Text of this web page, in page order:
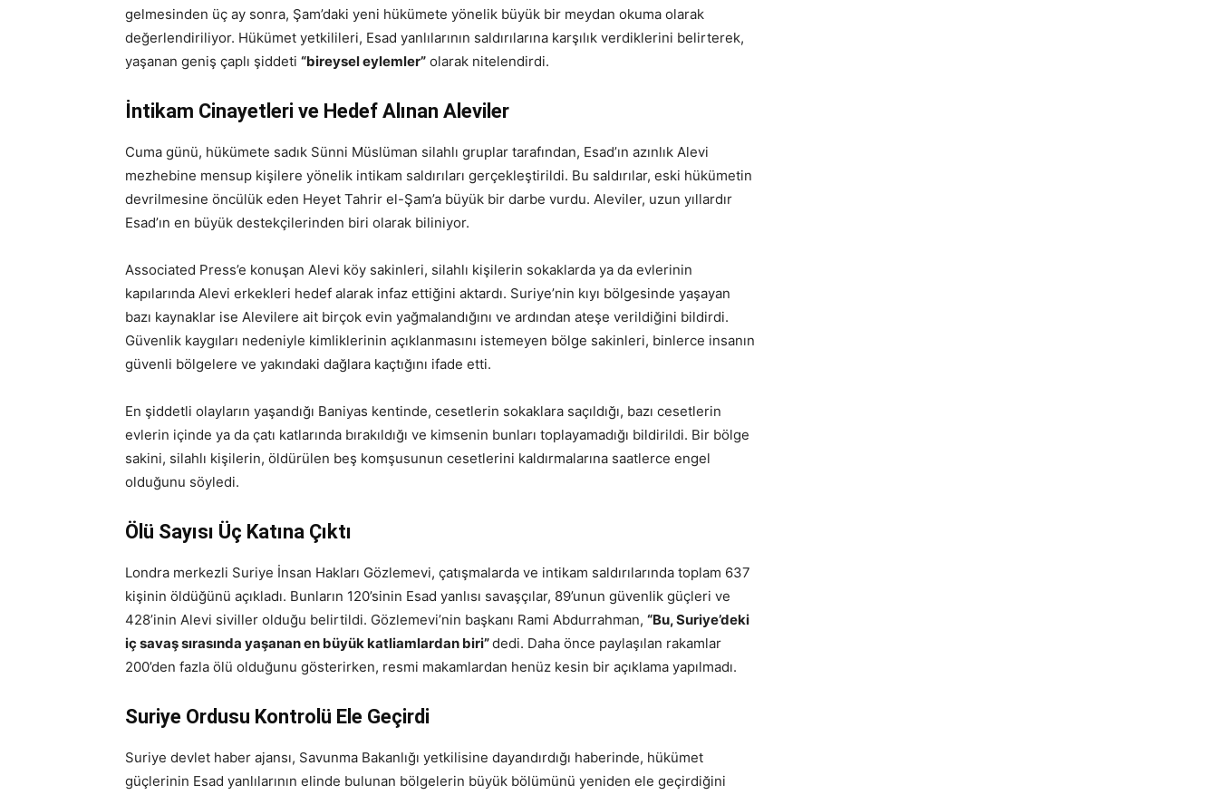
gelmesinden üç ay sonra, Şam’daki yeni hükümete yönelik büyük bir meydan okuma olarak
değerlendiriliyor. Hükümet yetkilileri, Esad yanlılarının saldırılarına karşılık verdiklerini belirterek,
yaşanan geniş çaplı şiddeti “bireysel eylemler” olarak nitelendirdi.
İntikam Cinayetleri ve Hedef Alınan Aleviler
Cuma günü, hükümete sadık Sünni Müslüman silahlı gruplar tarafından, Esad’ın azınlık Alevi
mezhebine mensup kişilere yönelik intikam saldırıları gerçekleştirildi. Bu saldırılar, eski hükümetin
devrilmesine öncülük eden Heyet Tahrir el-Şam’a büyük bir darbe vurdu. Aleviler, uzun yıllardır
Esad’ın en büyük destekçilerinden biri olarak biliniyor.
Associated Press’e konuşan Alevi köy sakinleri, silahlı kişilerin sokaklarda ya da evlerinin
kapılarında Alevi erkekleri hedef alarak infaz ettiğini aktardı. Suriye’nin kıyı bölgesinde yaşayan
bazı kaynaklar ise Alevilere ait birçok evin yağmalandığını ve ardından ateşe verildiğini bildirdi.
Güvenlik kaygıları nedeniyle kimliklerinin açıklanmasını istemeyen bölge sakinleri, binlerce insanın
güvenli bölgelere ve yakındaki dağlara kaçtığını ifade etti.
En şiddetli olayların yaşandığı Baniyas kentinde, cesetlerin sokaklara saçıldığı, bazı cesetlerin
evlerin içinde ya da çatı katlarında bırakıldığı ve kimsenin bunları toplayamadığı bildirildi. Bir bölge
sakini, silahlı kişilerin, öldürülen beş komşusunun cesetlerini kaldırmalarına saatlerce engel
olduğunu söyledi.
Ölü Sayısı Üç Katına Çıktı
Londra merkezli Suriye İnsan Hakları Gözlemevi, çatışmalarda ve intikam saldırılarında toplam 637
kişinin öldüğünü açıkladı. Bunların 120’sinin Esad yanlısı savaşçılar, 89’unun güvenlik güçleri ve
428’inin Alevi siviller olduğu belirtildi. Gözlemevi’nin başkanı Rami Abdurrahman, “Bu, Suriye’deki
iç savaş sırasında yaşanan en büyük katliamlardan biri”dedi. Daha önce paylaşılan rakamlar
200’den fazla ölü olduğunu gösterirken, resmi makamlardan henüz kesin bir açıklama yapılmadı.
Suriye Ordusu Kontrolü Ele Geçirdi
Suriye devlet haber ajansı, Savunma Bakanlığı yetkilisine dayandırdığı haberinde, hükümet
güçlerinin Esad yanlılarının elinde bulunan bölgelerin büyük bölümünü yeniden ele geçirdiğini